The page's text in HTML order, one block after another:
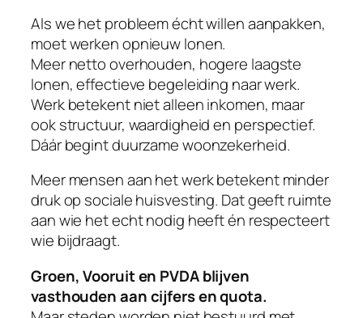
Als we het probleem écht willen aanpakken,
moet werken opnieuw lonen.
Meer netto overhouden, hogere laagste
lonen, effectieve begeleiding naar werk.
Werk betekent niet alleen inkomen, maar
ook structuur, waardigheid en perspectief.
Dáár begint duurzame woonzekerheid.
Meer mensen aan het werk betekent minder
druk op sociale huisvesting. Dat geeft ruimte
aan wie het echt nodig heeft én respecteert
wie bijdraagt.
Groen, Vooruit en PVDA blijven
vasthouden aan cijfers en quota.